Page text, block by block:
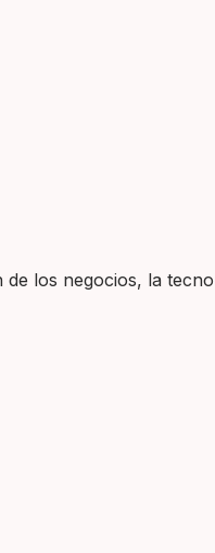
los negocios, la